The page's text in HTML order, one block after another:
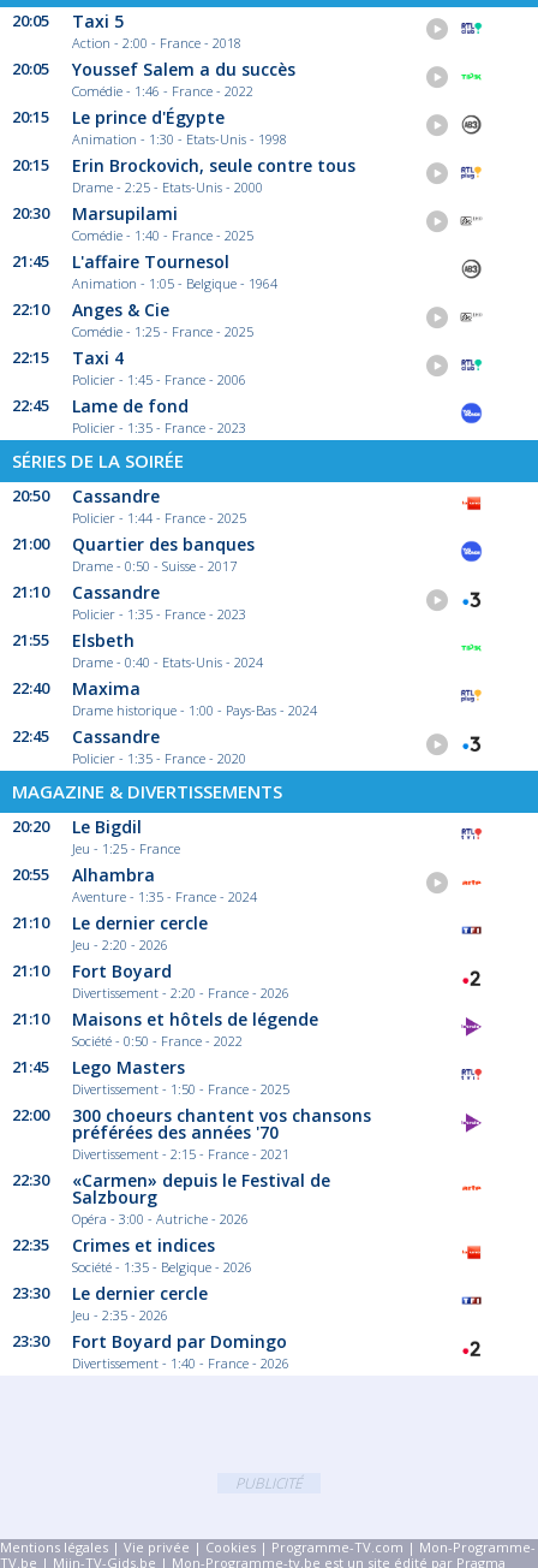
20:05 Taxi 5
Action - 2:00 - France - 2018
20:05 Youssef Salem a du succès
Comédie - 1:46 - France - 2022
20:15 Le prince d'Égypte
Animation - 1:30 - Etats-Unis - 1998
20:15 Erin Brockovich, seule contre tous
Drame - 2:25 - Etats-Unis - 2000
20:30 Marsupilami
Comédie - 1:40 - France - 2025
21:45 L'affaire Tournesol
Animation - 1:05 - Belgique - 1964
22:10 Anges & Cie
Comédie - 1:25 - France - 2025
22:15 Taxi 4
Policier - 1:45 - France - 2006
22:45 Lame de fond
Policier - 1:35 - France - 2023
SÉRIES DE LA SOIRÉE
20:50 Cassandre
Policier - 1:44 - France - 2025
21:00 Quartier des banques
Drame - 0:50 - Suisse - 2017
21:10 Cassandre
Policier - 1:35 - France - 2023
21:55 Elsbeth
Drame - 0:40 - Etats-Unis - 2024
22:40 Maxima
Drame historique - 1:00 - Pays-Bas - 2024
22:45 Cassandre
Policier - 1:35 - France - 2020
MAGAZINE & DIVERTISSEMENTS
20:20 Le Bigdil
Jeu - 1:25 - France
20:55 Alhambra
Aventure - 1:35 - France - 2024
21:10 Le dernier cercle
Jeu - 2:20 - 2026
21:10 Fort Boyard
Divertissement - 2:20 - France - 2026
21:10 Maisons et hôtels de légende
Société - 0:50 - France - 2022
21:45 Lego Masters
Divertissement - 1:50 - France - 2025
22:00 300 choeurs chantent vos chansons
préférées des années '70
Divertissement - 2:15 - France - 2021
22:30 «Carmen» depuis le Festival de
Salzbourg
Opéra - 3:00 - Autriche - 2026
22:35 Crimes et indices
Société - 1:35 - Belgique - 2026
23:30 Le dernier cercle
Jeu - 2:35 - 2026
23:30 Fort Boyard par Domingo
Divertissement - 1:40 - France - 2026
PUBLICITÉ
Mentions légales | Vie privée | Cookies | Programme-TV.com | Mon-Programme-
TV.be | Mijn-TV-Gids.be | Mon-Programme-tv.be est un site édité par Pragma